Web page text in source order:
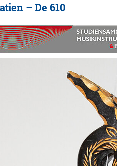
– De 610